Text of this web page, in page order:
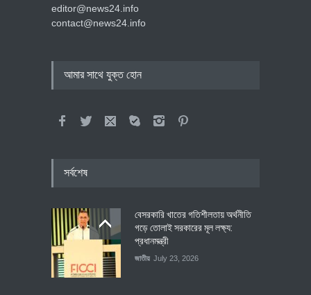
editor@news24.info
contact@news24.info
আমার সাথে যুক্ত হোন
সর্বশেষ
বেসরকারি খাতের গতিশীলতায় অর্থনীতি
গড়ে তোলাই সরকারের মূল লক্ষ্য:
প্রধানমন্ত্রী
জাতীয় July 23, 2026